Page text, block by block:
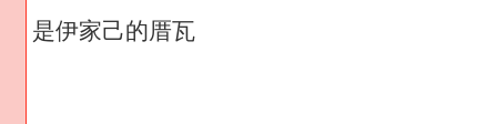
是伊家己的厝瓦